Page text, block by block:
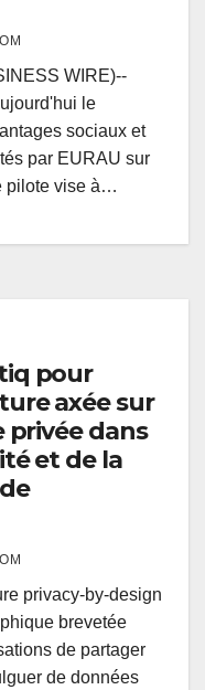
WIRE)--
le
sociaux et
par EURAU sur
pilote vise à…
pour
axée sur
privée dans
et de la
privacy-by-design
brevetée
de partager
de données